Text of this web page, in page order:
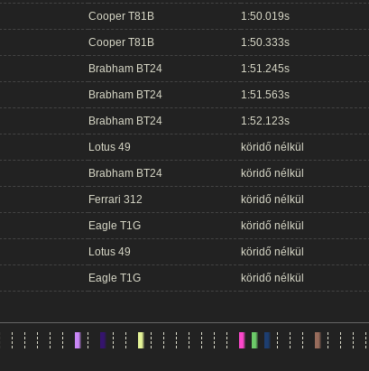
Cooper T81B 1:50.019s
Cooper T81B 1:50.333s
Brabham BT24 1:51.245s
Brabham BT24 1:51.563s
Brabham BT24 1:52.123s
Lotus 49 köridő nélkül
Brabham BT24 köridő nélkül
Ferrari 312 köridő nélkül
Eagle T1G köridő nélkül
Lotus 49 köridő nélkül
Eagle T1G köridő nélkül